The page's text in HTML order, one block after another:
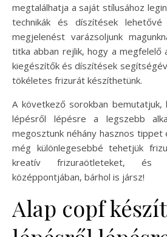
megtalálhatja a saját stílusához
technikák és díszítések
megjelenést varázsoljunk
titka abban rejlik, hogy a megfelelő
kiegészítők és díszítések
tökéletes frizurát készíthetünk.
A következő sorokban bemutatjuk,
lépésről lépésre a legszebb
megosztunk néhány hasznos tippet
még különlegesebbé tehetjük
kreatív frizuraötleteket,
középpontjában, bárhol is jársz!
Alap copf